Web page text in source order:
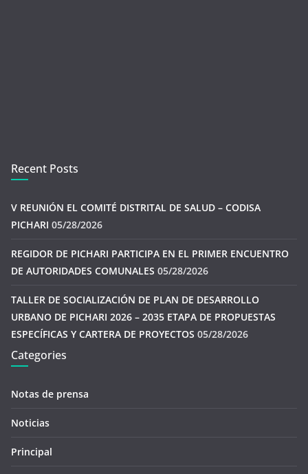
Recent Posts
V REUNIÓN EL COMITÉ DISTRITAL DE SALUD – CODISA
PICHARI 05/28/2026
REGIDOR DE PICHARI PARTICIPA EN EL PRIMER ENCUENTRO
DE AUTORIDADES COMUNALES 05/28/2026
TALLER DE SOCIALIZACIÓN DE PLAN DE DESARROLLO
URBANO DE PICHARI 2026 – 2035 ETAPA DE PROPUESTAS
ESPECÍFICAS Y CARTERA DE PROYECTOS 05/28/2026
Categories
Notas de prensa
Noticias
Principal